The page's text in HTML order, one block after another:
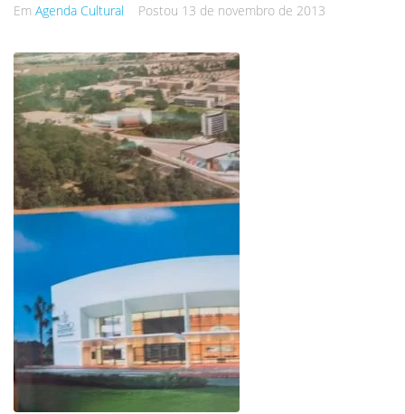
Em Agenda Cultural Postou 13 de novembro de 2013